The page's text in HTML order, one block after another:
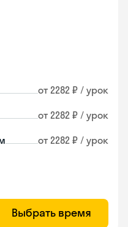
от 2282 ₽ / урок
от 2282 ₽ / урок
от 2282 ₽ / урок
Выбрать время